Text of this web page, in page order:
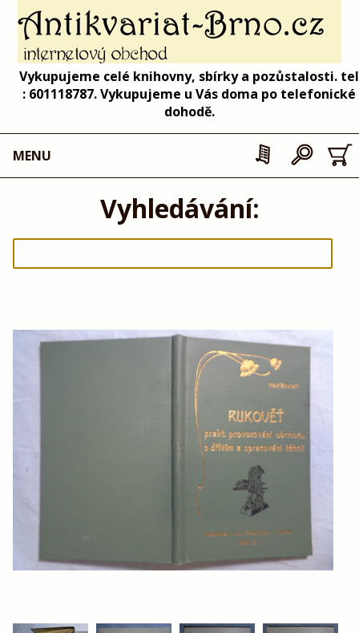
Vykupujeme celé knihovny, sbírky a pozůstalosti. tel
: 601118787. Vykupujeme u Vás doma po telefonické
dohodě.
MENU
Vyhledávání: